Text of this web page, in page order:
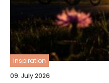
inspiration
09. July 2026